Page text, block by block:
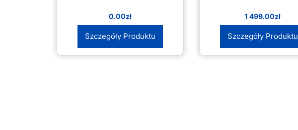
0.00zł
Szczegóły Produktu
1 499.00zł
Szczegóły Produktu